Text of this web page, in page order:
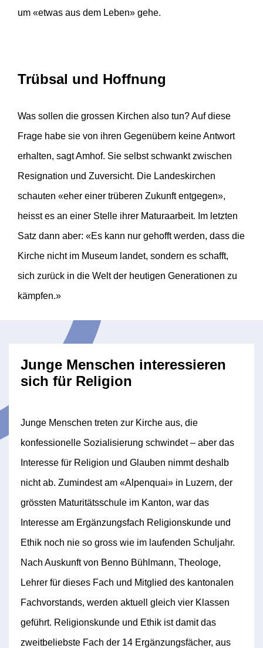
um «etwas aus dem Leben» gehe.
Trübsal und Hoffnung
Was sollen die grossen Kirchen also tun? Auf diese
Frage habe sie von ihren Gegenübern keine Antwort
erhalten, sagt Amhof. Sie selbst schwankt zwischen
Resignation und Zuversicht. Die Landeskirchen
schauten «eher einer trüberen Zukunft entgegen»,
heisst es an einer Stelle ihrer Maturaarbeit. Im letzten
Satz dann aber: «Es kann nur gehofft werden, dass die
Kirche nicht im Museum landet, sondern es schafft,
sich zurück in die Welt der heutigen Generationen zu
kämpfen.»
Junge Menschen interessieren
sich für Religion
Junge Menschen treten zur Kirche aus, die
konfessionelle Sozialisierung schwindet – aber das
Interesse für Religion und Glauben nimmt deshalb
nicht ab. Zumindest am «Alpenquai» in Luzern, der
grössten Maturitätsschule im Kanton, war das
Interesse am Ergänzungsfach Religionskunde und
Ethik noch nie so gross wie im laufenden Schuljahr.
Nach Auskunft von Benno Bühlmann, Theologe,
Lehrer für dieses Fach und Mitglied des kantonalen
Fachvorstands, werden aktuell gleich vier Klassen
geführt. Religionskunde und Ethik ist damit das
zweitbeliebste Fach der 14 Ergänzungsfächer, aus